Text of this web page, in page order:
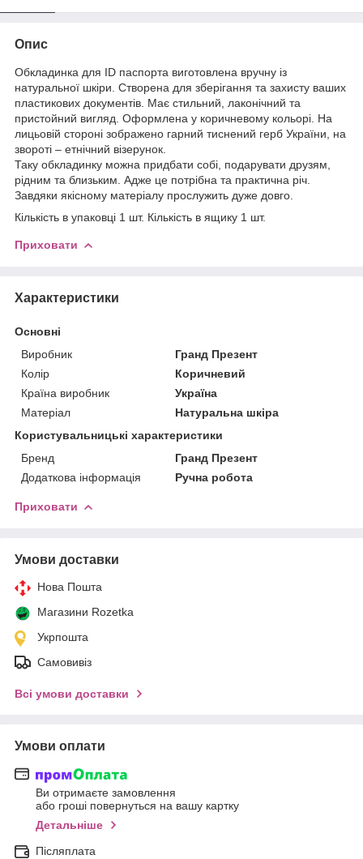
Опис
Обкладинка для ID паспорта виготовлена вручну із
натуральної шкіри. Створена для зберігання та захисту ваших
пластикових документів. Має стильний, лаконічний та
пристойний вигляд. Оформлена у коричневому кольорі. На
лицьовій стороні зображено гарний тиснений герб України, на
звороті – етнічний візерунок.
Таку обкладинку можна придбати собі, подарувати друзям,
рідним та близьким. Адже це потрібна та практична річ.
Завдяки якісному матеріалу прослужить дуже довго.
Кількість в упаковці 1 шт. Кількість в ящику 1 шт.
Приховати
Характеристики
Основні
Виробник
Гранд Презент
Колір
Коричневий
Країна виробник
Україна
Матеріал
Натуральна шкіра
Користувальницькі характеристики
Бренд
Гранд Презент
Додаткова інформація
Ручна робота
Приховати
Умови доставки
Нова Пошта
Магазини Rozetka
Укрпошта
Самовивіз
Всі умови доставки
Умови оплати
Ви отримаєте замовлення
або гроші повернуться на вашу картку
Детальніше
Післяплата